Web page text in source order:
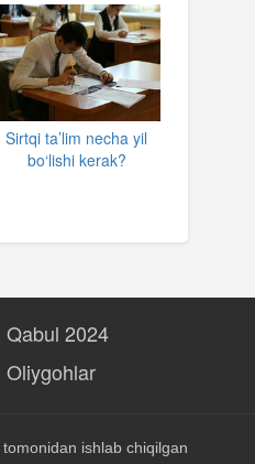
Sirtqi ta’lim necha yil
bo‘lishi kerak?
Qabul 2024
Oliygohlar
tomonidan ishlab chiqilgan